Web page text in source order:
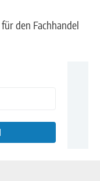
den Fachhandel